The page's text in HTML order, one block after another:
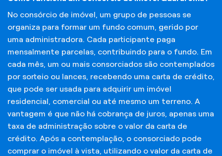
No consórcio de imóvel, um grupo de pessoas se
organiza para formar um fundo comum, gerido por
uma administradora. Cada participante paga
mensalmente parcelas, contribuindo para o fundo. Em
cada mês, um ou mais consorciados são contemplados
por sorteio ou lances, recebendo uma carta de crédito,
que pode ser usada para adquirir um imóvel
residencial, comercial ou até mesmo um terreno. A
vantagem é que não há cobrança de juros, apenas uma
taxa de administração sobre o valor da carta de
crédito. Após a contemplação, o consorciado pode
comprar o imóvel à vista, utilizando o valor da carta de